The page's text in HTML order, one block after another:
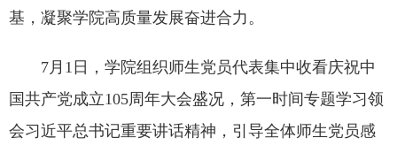
基，凝聚学院高质量发展奋进合力。
7月1日，学院组织师生党员代表集中收看庆祝中
国共产党成立105周年大会盛况，第一时间专题学习领
会习近平总书记重要讲话精神，引导全体师生党员感